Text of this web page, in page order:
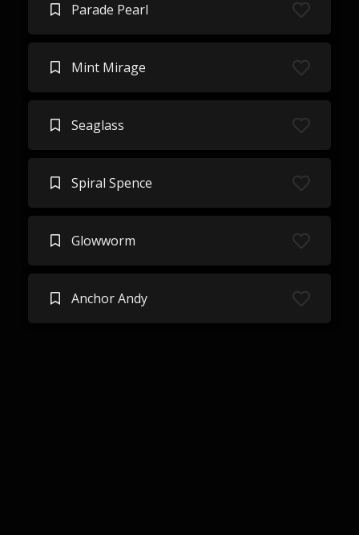
Parade Pearl
Mint Mirage
Seaglass
Spiral Spence
Glowworm
Anchor Andy